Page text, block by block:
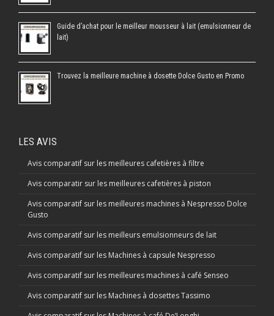
Guide d’achat pour le meilleur mousseur à lait (emulsionneur de
lait)
Trouvez la meilleure machine à dosette Dolce Gusto en Promo
LES AVIS
Avis comparatif sur les meilleures cafetières à filtre
Avis comparatir sur les meilleures cafetières à piston
Avis comparatif sur les meilleures machines à Nespresso Dolce
Gusto
Avis comparatif sur les meilleurs emulsionneurs de lait
Avis comparatif sur les Machines à capsule Nespresso
Avis comparatif sur les meilleures machines à café Senseo
Avis comparatif sur les Machines à dosettes Tassimo